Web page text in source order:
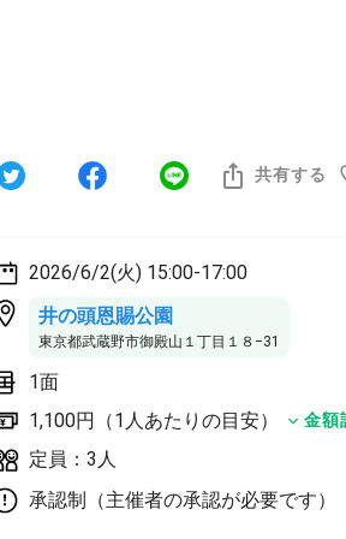
共有する
2026/6/2(火) 15:00-17:00
井の頭恩賜公園
東京都武蔵野市御殿山１丁目１８−31
1面
1,100円（1人あたりの目安）
金額
定員：3人
承認制（主催者の承認が必要です）